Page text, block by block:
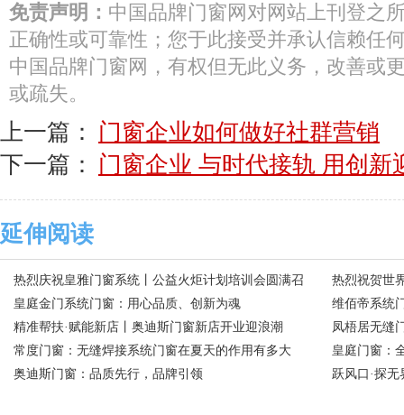
免责声明： 中国品牌门窗网对网站上刊登之
正确性或可靠性；您于此接受并承认信赖任
中国品牌门窗网，有权但无此义务，改善或
或疏失。
上一篇：
门窗企业如何做好社群营销
下一篇：
门窗企业 与时代接轨 用创新
延伸阅读
热烈庆祝皇雅门窗系统丨公益火炬计划培训会圆满召
开
热烈祝贺世
门窗
皇庭金门系统门窗：用心品质、创新为魂
维佰帝系统
和”
精准帮扶·赋能新店丨奥迪斯门窗新店开业迎浪潮
凤梧居无缝
常度门窗：无缝焊接系统门窗在夏天的作用有多大
皇庭门窗：
奥迪斯门窗：品质先行，品牌引领
跃风口·探无